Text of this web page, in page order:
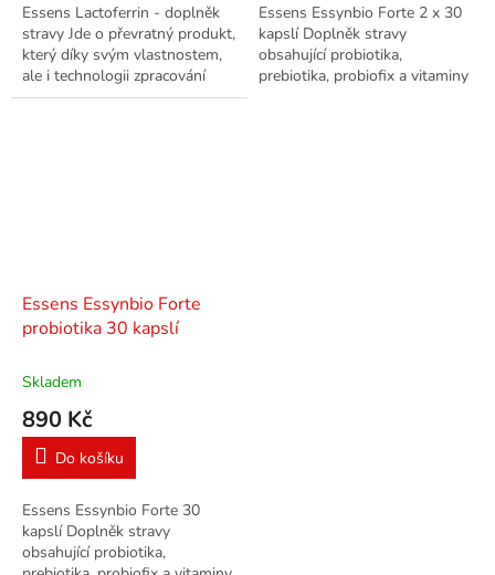
Essens Lactoferrin - doplněk
stravy Jde o převratný produkt,
který díky svým vlastnostem,
ale i technologii zpracování
vysoce převyšuje obdobné
Essens Essynbio Forte 2 x 30
kapslí Doplněk stravy
obsahující probiotika,
prebiotika, probiofix a vitaminy
Essens Essynbio Forte
probiotika 30 kapslí
Skladem
890 Kč
Do košíku
Essens Essynbio Forte 30
kapslí Doplněk stravy
obsahující probiotika,